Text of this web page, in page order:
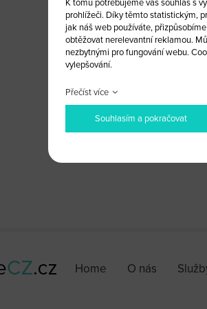
Home O nás
K tomu potřebujeme váš souhlas s
prohlížeči. Díky těmto statistickým,
jak náš web používáte,
obtěžovat nerelevantní reklamou.
nezbytnými pro fungování webu.
vylepšování.
Přečíst více
Souhlasím a pokračovat